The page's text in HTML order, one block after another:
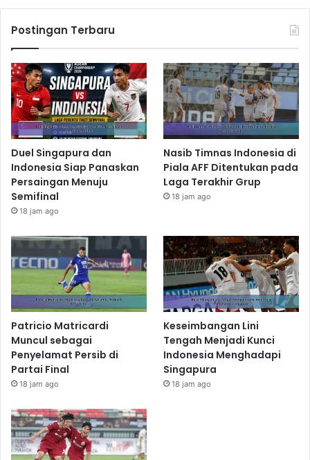
Postingan Terbaru
Duel Singapura dan
Indonesia Siap Panaskan
Persaingan Menuju
Semifinal
18 jam ago
Nasib Timnas Indonesia di
Piala AFF Ditentukan pada
Laga Terakhir Grup
18 jam ago
Patricio Matricardi
Muncul sebagai
Penyelamat Persib di
Partai Final
18 jam ago
Keseimbangan Lini
Tengah Menjadi Kunci
Indonesia Menghadapi
Singapura
18 jam ago